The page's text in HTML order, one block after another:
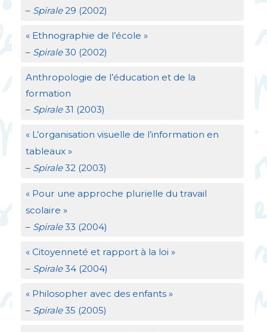
– Spirale29 (2002)
« Ethnographie de l’école »
– Spirale30 (2002)
Anthropologie de l’éducation et de la
formation
– Spirale31 (2003)
« L’organisation visuelle de l’information en
tableaux »
– Spirale32 (2003)
« Pour une approche plurielle du travail
scolaire »
– Spirale33 (2004)
« Citoyenneté et rapport à la loi »
– Spirale34 (2004)
« Philosopher avec des enfants »
– Spirale35 (2005)